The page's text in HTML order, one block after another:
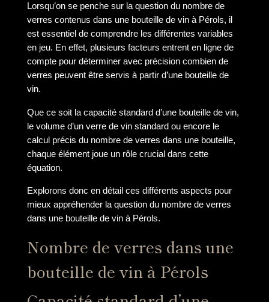
Lorsqu’on se penche sur la question du nombre de
verres contenus dans une bouteille de vin à Pérols, il
est essentiel de comprendre les différentes variables
en jeu. En effet, plusieurs facteurs entrent en ligne de
compte pour déterminer avec précision combien de
verres peuvent être servis à partir d’une bouteille de
vin.
Que ce soit la capacité standard d’une bouteille de vin,
le volume d’un verre de vin standard ou encore le
calcul précis du nombre de verres dans une bouteille,
chaque élément joue un rôle crucial dans cette
équation.
Explorons donc en détail ces différents aspects pour
mieux appréhender la question du nombre de verres
dans une bouteille de vin à Pérols.
Nombre de verres dans une
bouteille de vin à Pérols